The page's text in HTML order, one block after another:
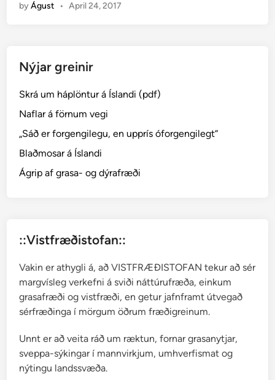
byÁgust • April 24, 2017
Nýjar greinir
Skrá um háplöntur á Íslandi (pdf)
Naflar á förnum vegi
„Sáð er forgengilegu, en upprís óforgengilegt“
Blaðmosar á Íslandi
Ágrip af grasa- og dýrafræði
::Vistfræðistofan::
Vakin er athygli á, að VISTFRÆÐISTOFAN tekur að sér
margvísleg verkefni á sviði náttúrufræða, einkum
grasafræði og vistfræði, en getur jafnframt útvegað
sérfræðinga í mörgum öðrum fræðigreinum.
Unnt er að veita ráð um ræktun, fornar grasanytjar,
sveppa-sýkingar í mannvirkjum, umhverfismat og
nýtingu landssvæða.